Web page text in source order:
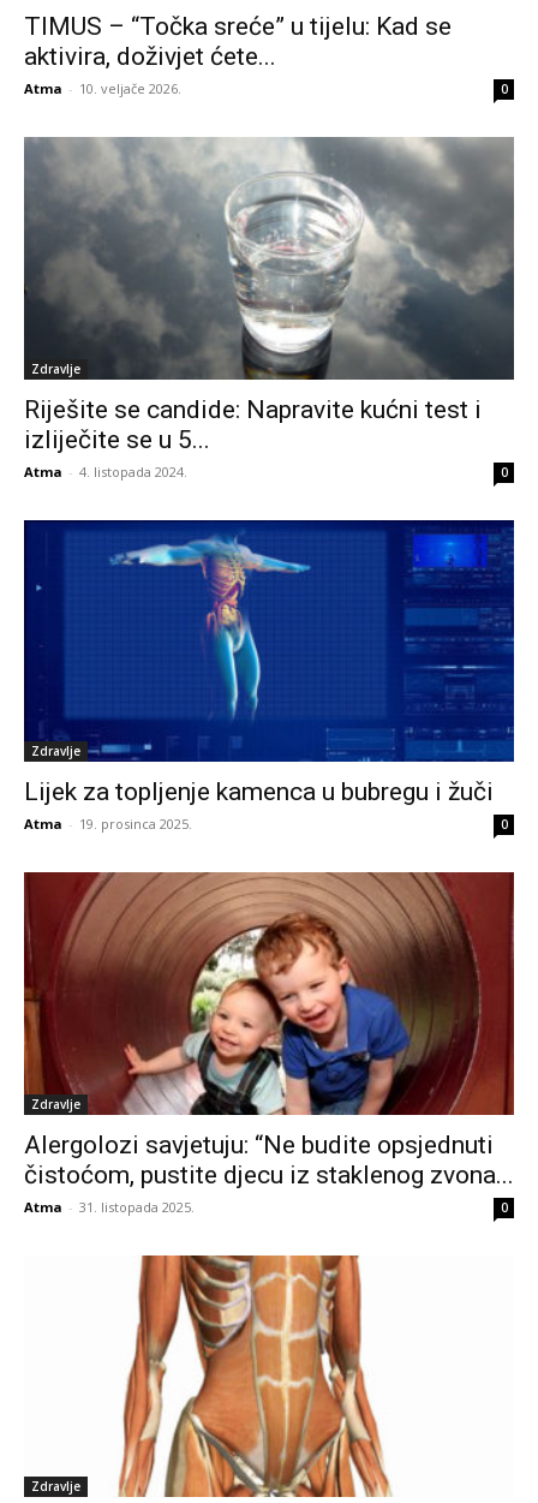
TIMUS – “Točka sreće” u tijelu: Kad se
aktivira, doživjet ćete...
Atma - 10. veljače 2026. 0
Zdravlje
Riješite se candide: Napravite kućni test i
izliječite se u 5...
Atma - 4. listopada 2024. 0
Zdravlje
Lijek za topljenje kamenca u bubregu i žuči
Atma - 19. prosinca 2025. 0
Zdravlje
Alergolozi savjetuju: “Ne budite opsjednuti
čistoćom, pustite djecu iz staklenog zvona...
Atma - 31. listopada 2025. 0
Zdravlje